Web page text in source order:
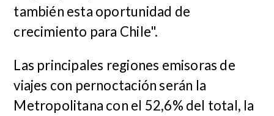
también esta oportunidad de
crecimiento para Chile".
Las principales regiones emisoras de
viajes con pernoctación serán la
Metropolitana con el 52,6% del total, la